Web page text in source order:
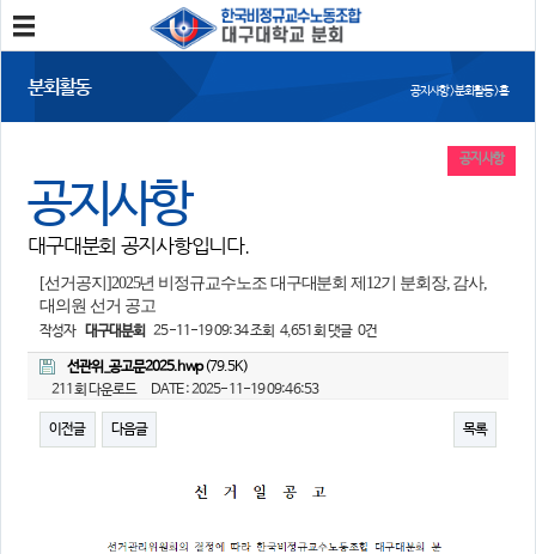
분회소개
분회활동
공지사항
회의록
분회 소식지
정보와 소식
민주노총 및 본조소식
분회활동 공지사항 > 분회활동 > 홈
공지사항
대구대분회 공지사항입니다.
공지사항
[선거공지]2025년 비정규교수노조 대구대분회 제12기 분회장, 감사,
대의원 선거 공고
작성자 대구대분회 25-11-19 09:34조회 4,651회 댓글 0건
선관위_공고문2025.hwp(79.5K)
211회 다운로드
DATE : 2025-11-19 09:46:53
이전글 다음글 목록